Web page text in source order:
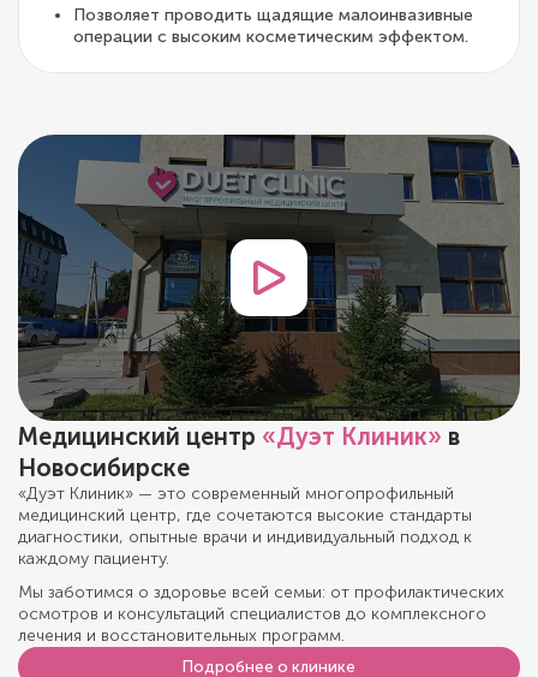
Позволяет проводить щадящие малоинвазивные
операции с высоким косметическим эффектом.
Медицинский центр «Дуэт Клиник» в
Новосибирске
«Дуэт Клиник» — это современный многопрофильный
медицинский центр, где сочетаются высокие стандарты
диагностики, опытные врачи и индивидуальный подход к
каждому пациенту.
Мы заботимся о здоровье всей семьи: от профилактических
осмотров и консультаций специалистов до комплексного
лечения и восстановительных программ.
Подробнее о клинике